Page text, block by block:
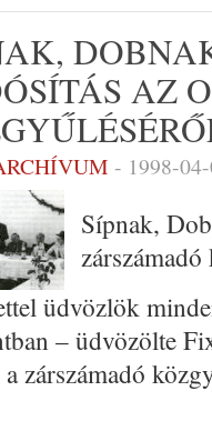
AZ
- 1998-
Sípnak,
üdvözlök
– üdvözölte
zár­számadó